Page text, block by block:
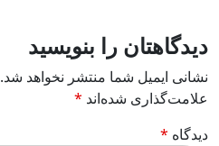
دیدگاهتان را بنویسید
نشانی ایمیل شما منتشر نخواهد شد.
علامت‌گذاری شده‌اند *
دیدگاه *